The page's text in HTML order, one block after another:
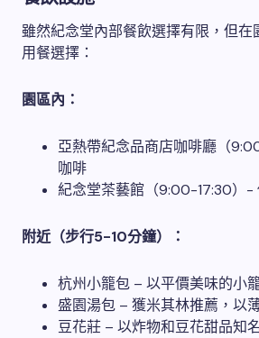
雖然紀念堂內部餐飲選擇有限，但在
用餐選擇：
園區內：
亞熱帶紀念品商店咖啡廳（
咖啡
紀念堂茶藝館（9:00-17:30）-
附近（步行5-10分鐘）：
杭州小籠包 – 以平價美味的小
盛園湯包 – 獲米其林推薦，以
豆花莊 – 以炸物和豆花甜品知